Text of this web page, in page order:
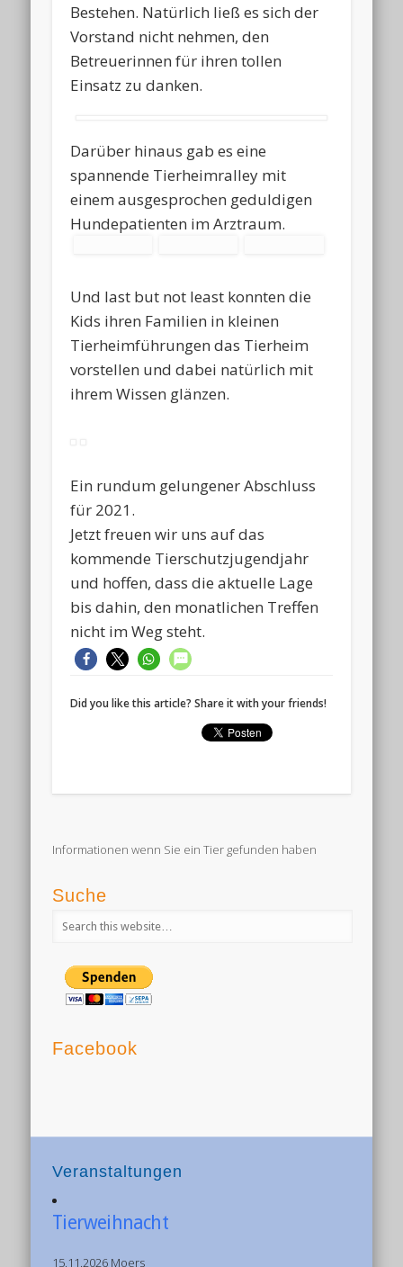
Bestehen. Natürlich ließ es sich der
Vorstand nicht nehmen, den
Betreuerinnen für ihren tollen
Einsatz zu danken.
Darüber hinaus gab es eine
spannende Tierheimralley mit
einem ausgesprochen geduldigen
Hundepatienten im Arztraum.
Und last but not least konnten die
Kids ihren Familien in kleinen
Tierheimführungen das Tierheim
vorstellen und dabei natürlich mit
ihrem Wissen glänzen.
Ein rundum gelungener Abschluss
für 2021.
Jetzt freuen wir uns auf das
kommende Tierschutzjugendjahr
und hoffen, dass die aktuelle Lage
bis dahin, den monatlichen Treffen
nicht im Weg steht.
Did you like this article? Share it with your friends!
Informationen wenn Sie ein Tier gefunden haben
Suche
Facebook
Veranstaltungen
Tierweihnacht
15.11.2026 Moers